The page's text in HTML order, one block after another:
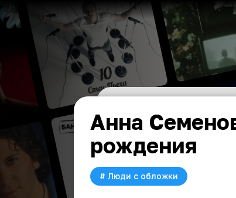
Анна
рождения
# Люди с обложки